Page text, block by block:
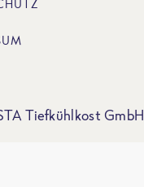
Tiefkühlkost GmbH